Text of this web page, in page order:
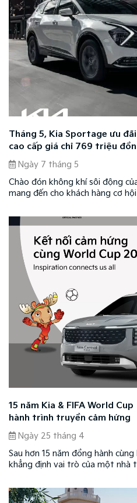
Tháng 5, Kia Sportage ưu
cao cấp giá chỉ 769 triệu
Ngày 7 tháng 5
Chào đón không khí sôi động
mang đến cho khách hàng cơ
15 năm Kia & FIFA World
hành trình truyền cảm hứng
Ngày 25 tháng 4
Sau hơn 15 năm đồng hành
khẳng định vai trò của một nhà
bền vững.